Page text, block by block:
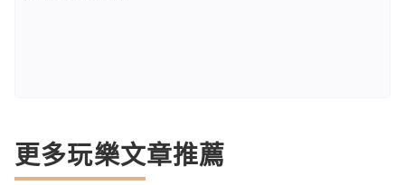
更多玩樂文章推薦